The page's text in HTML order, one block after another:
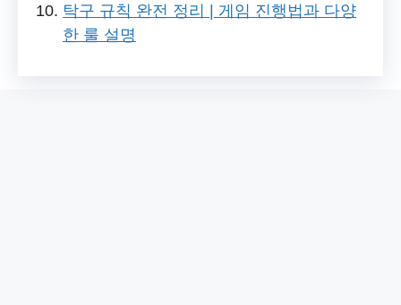
탁구 규칙 완전 정리 | 게임 진행법과 다양
한 룰 설명